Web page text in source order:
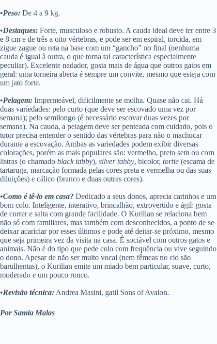
•Peso: De 4 a 9 kg.
•Destaques: Forte, musculoso e robusto. A cauda ideal deve ter entre 3
e 8 cm e de três a oito vértebras, e pode ser em espiral, torcida, em
zigue zague ou reta na base com um “gancho” no final (nenhuma
cauda é igual à outra, o que torna tal característica especialmente
peculiar). Excelente nadador, gosta mais de água que outros gatos em
geral: uma torneira aberta é sempre um convite, mesmo que esteja com
um jato forte.
•Pelagem: Impermeável, dificilmente se molha. Quase não cai. Há
duas variedades: pelo curto (que deve ser escovado uma vez por
semana); pelo semilongo (é necessário escovar duas vezes por
semana). Na cauda, a pelagem deve ser penteada com cuidado, pois o
tutor precisa entender o sentido das vértebras para não o machucar
durante a escovação. Ambas as variedades podem exibir diversas
colorações, porém as mais populares são: vermelho, preto sem ou com
listras (o chamado black tabby), silver tabby, bicolor, tortie (escama de
tartaruga, marcação formada pelas cores preta e vermelha ou das suas
diluições) e cálico (branco e duas outras cores).
•Como é tê-lo em casa? Dedicado a seus donos, aprecia carinhos e um
bom colo. Inteligente, interativo, brincalhão, extrovertido e ágil: gosta
de correr e salta com grande facilidade. O Kurilian se relaciona bem
não só com familiares, mas também com desconhecidos, a ponto de se
deixar acariciar por esses últimos e pode até deitar-se próximo, mesmo
que seja primeira vez da visita na casa. É sociável com outros gatos e
animais. Não é do tipo que pede colo com frequência ou vive seguindo
o dono. Apesar de não ser muito vocal (nem fêmeas no cio são
barulhentas), o Kurilian emite um miado bem particular, suave, curto,
moderado e um pouco rouco.
•Revisão técnica: Andrea Masini, gatil Sons of Avalon.
Por Samia Malas